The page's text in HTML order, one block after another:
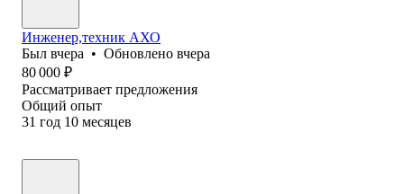
Инженер,техник АХО
Был вчера • Обновлено вчера
80 000 ₽
Рассматривает предложения
Общий опыт
31 год 10 месяцев